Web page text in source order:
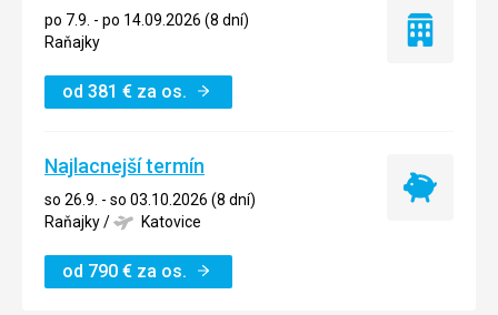
po 7.9. - po 14.09.2026 (8 dní)
Raňajky
od 381 € za os.
Iba
Najlacnejší termín
so 26.9. - so 03.10.2026 (8 dní)
Raňajky/ Katovice
od 790 € za os.
Najlacnejší